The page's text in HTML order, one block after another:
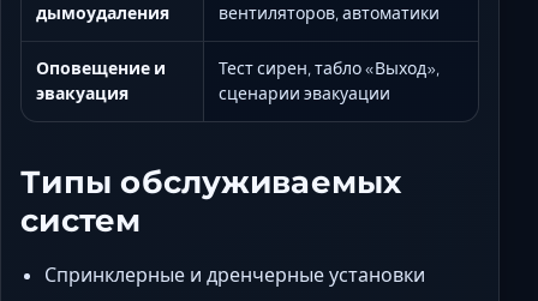
дымоудаления
вентиляторов, автоматики
Оповещение и
эвакуация
Тест сирен, табло «Выход»,
сценарии эвакуации
Типы обслуживаемых
систем
Спринклерные и дренчерные установки